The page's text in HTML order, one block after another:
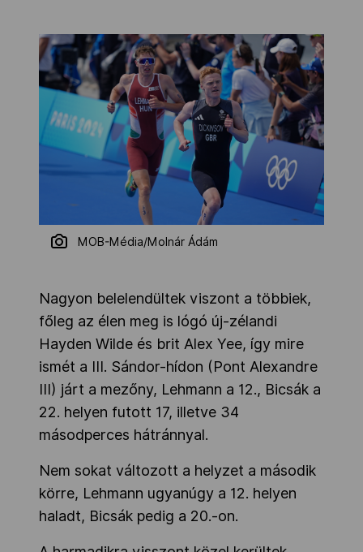
MOB-Média/Molnár Ádám
Nagyon belelendültek viszont a többiek,
főleg az élen meg is lógó új-zélandi
Hayden Wilde és brit Alex Yee, így mire
ismét a III. Sándor-hídon (Pont Alexandre
III) járt a mezőny, Lehmann a 12., Bicsák a
22. helyen futott 17, illetve 34
másodperces hátránnyal.
Nem sokat változott a helyzet a második
körre, Lehmann ugyanúgy a 12. helyen
haladt, Bicsák pedig a 20.-on.